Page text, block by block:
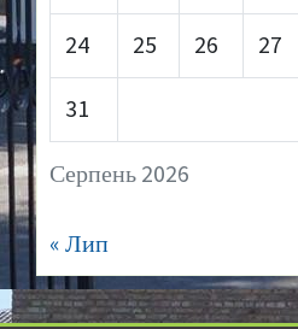
Серпень 2026
24 25 26 27
31
« Лип